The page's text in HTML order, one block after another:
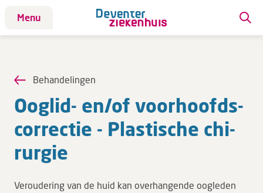
Menu
Patiënt
Afdelingen
Afspraak maken
Behandelingen
Kinderwebsite
Behandelingen
Ooglid- en/​of voor­hoofds­
cor­rec­tie - Plas­ti­sche chi­
rur­gie
Veroudering van de huid kan overhangende oogleden